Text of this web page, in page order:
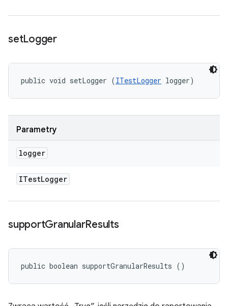
setLogger
public void setLogger (ITestLogger logger)
Parametry
logger
ITestLogger
supportGranularResults
public boolean supportGranularResults ()